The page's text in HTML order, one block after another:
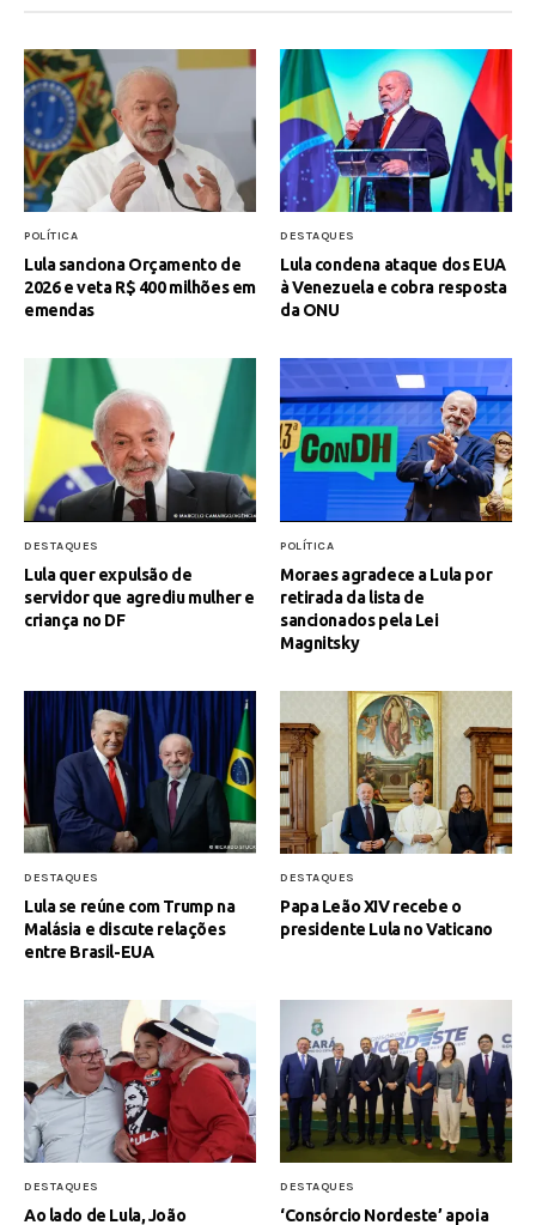
POLÍTICA
Lula sanciona Orçamento de
2026 e veta R$ 400 milhões em
emendas
DESTAQUES
Lula condena ataque dos EUA
à Venezuela e cobra resposta
da ONU
DESTAQUES
Lula quer expulsão de
servidor que agrediu mulher e
criança no DF
POLÍTICA
Moraes agradece a Lula por
retirada da lista de
sancionados pela Lei
Magnitsky
DESTAQUES
Lula se reúne com Trump na
Malásia e discute relações
entre Brasil-EUA
DESTAQUES
Papa Leão XIV recebe o
presidente Lula no Vaticano
DESTAQUES
Ao lado de Lula, João
DESTAQUES
‘Consórcio Nordeste’ apoia